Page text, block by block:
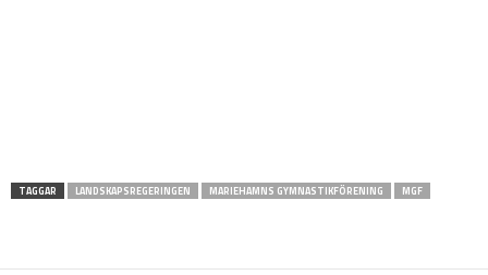
TAGGAR LANDSKAPSREGERINGEN MARIEHAMNS GYMNASTIKFÖRENING MGF